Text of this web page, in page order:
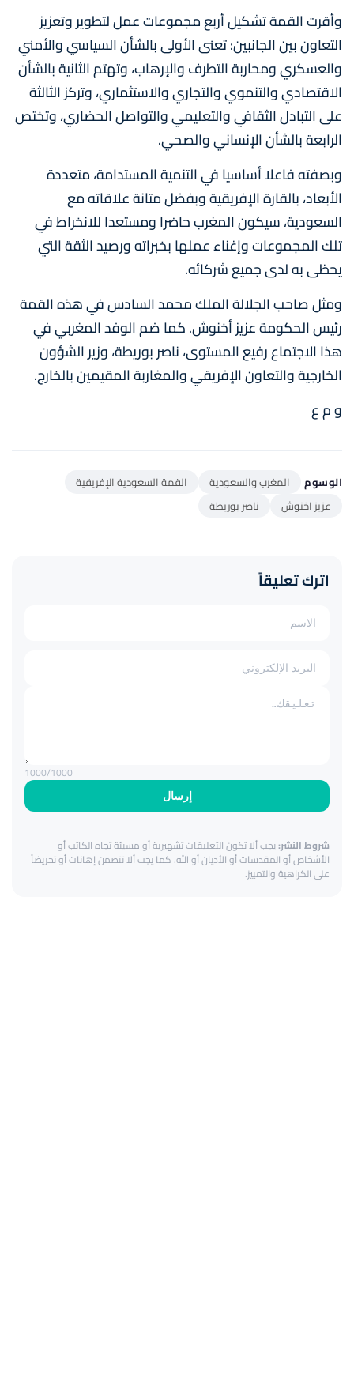
وأقرت القمة تشكيل أربع مجموعات عمل لتطوير وتعزيز
التعاون بين الجانبين: تعنى الأولى بالشأن السياسي والأمني
والعسكري ومحاربة التطرف والإرهاب، وتهتم الثانية بالشأن
الاقتصادي والتنموي والتجاري والاستثماري، وتركز الثالثة
على التبادل الثقافي والتعليمي والتواصل الحضاري، وتختص
الرابعة بالشأن الإنساني والصحي.
وبصفته فاعلا أساسيا في التنمية المستدامة، متعددة
الأبعاد، بالقارة الإفريقية وبفضل متانة علاقاته مع
السعودية، سيكون المغرب حاضرا ومستعدا للانخراط في
تلك المجموعات وإغناء عملها بخبراته ورصيد الثقة التي
يحظى به لدى جميع شركائه.
ومثل صاحب الجلالة الملك محمد السادس في هذه القمة
رئيس الحكومة عزيز أخنوش. كما ضم الوفد المغربي في
هذا الاجتماع رفيع المستوى، ناصر بوريطة، وزير الشؤون
الخارجية والتعاون الإفريقي والمغاربة المقيمين بالخارج.
و م ع
الوسوم المغرب والسعودية
القمة السعودية الإفريقية
عزيز اخنوش
ناصر بوريطة
اترك تعليقاً
إرسال
1000/1000
شروط النشر:يجب ألا تكون التعليقات تشهيرية أو مسيئة تجاه الكاتب أو
الأشخاص أو المقدسات أو الأديان أو الله. كما يجب ألا تتضمن إهانات أو تحريضاً
على الكراهية والتمييز.